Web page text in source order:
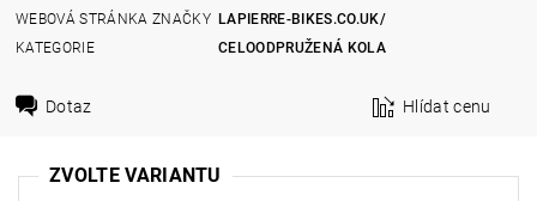
WEBOVÁ STRÁNKA ZNAČKY LAPIERRE-BIKES.CO.UK/
KATEGORIE
CELOODPRUŽENÁ KOLA
Dotaz Hlídat cenu
ZVOLTE VARIANTU